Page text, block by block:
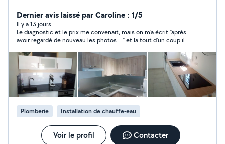
meubles etc... Travail , rapide et soigné , Je suis diplômé
, INSTALLATEUR CONSEIL EN EQUIPEMENTS DU
FOYER AGENT DE MAINTENANCE TECHNIQUE DES
BATIMENTS , LOCAUX , ET ESPACES VERTS.
Dernier avis laissé par Caroline : 1/5
Il y a 13 jours
Le diagnostic et le prix me convenait, mais on m'a écrit "après
avoir regardé de nouveau les photos...." et la tout d'un coup il
déclaré avoir commandé la pièce en fonction du premier
diagnostic et là plus de réponse. j'ai heureusement trouvé
quelqu'un capable de faire le boulot avec la pièce commandée!
Plomberie Installation de chauffe-eau
Voir le profil Contacter